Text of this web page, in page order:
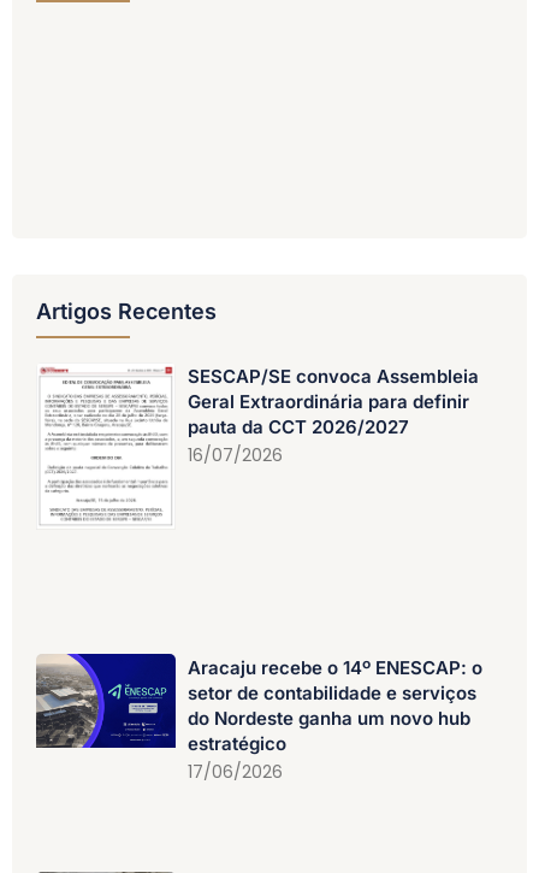
Artigos Recentes
SESCAP/SE convoca Assembleia
Geral Extraordinária para definir
pauta da CCT 2026/2027
16/07/2026
Aracaju recebe o 14º ENESCAP: o
setor de contabilidade e serviços
do Nordeste ganha um novo hub
estratégico
17/06/2026